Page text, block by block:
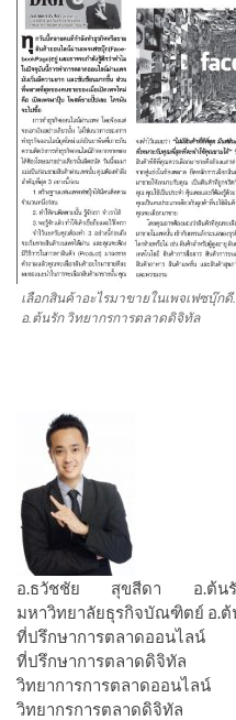
เลือกสินค้าอะไรมาขายในเพจเฟซบุ๊กดี
อ.ต้นรัก วิทยากรการตลาดดิจิทัล
อ.ธวัชชัย สุขสีดา อ.ต้นรั
มหาวิทยาลัยธุรกิจบัณฑิตย์ อ.ต้
ที่ปรึกษาการตลาดออนไลน์
ที่ปรึกษาการตลาดดิจิทัล
วิทยาการการตลาดออนไลน์
วิทยากรการตลาดดิจิทัล